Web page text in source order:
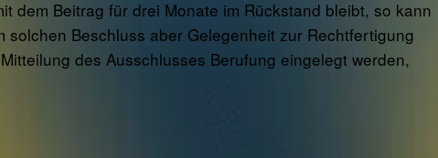
dem Beitrag für drei Monate im Rückstand bleibt, so kann
Beschluss aber Gelegenheit zur Rechtfertigung
des Ausschlusses Berufung eingelegt werden,